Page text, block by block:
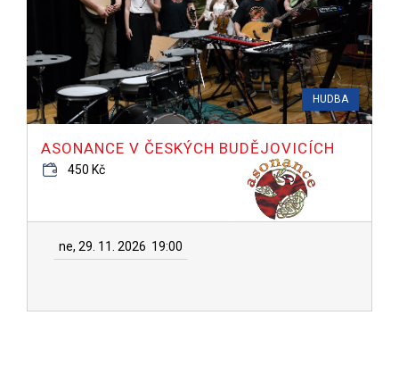
HUDBA
ASONANCE V ČESKÝCH BUDĚJOVICÍCH
450 Kč
ne, 29. 11. 2026 19:00